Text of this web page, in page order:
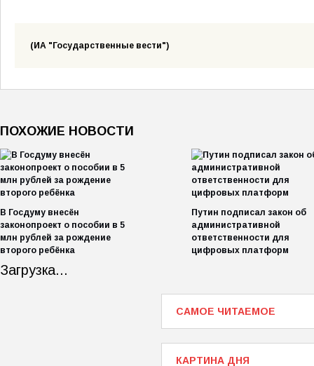
(ИА "Государственные вести")
ПОХОЖИЕ НОВОСТИ
В Госдуму внесён
законопроект о пособии в 5
млн рублей за рождение
второго ребёнка
Путин подписал закон об
административной
ответственности для
цифровых платформ
Загрузка...
САМОЕ ЧИТАЕМОЕ
КАРТИНА ДНЯ